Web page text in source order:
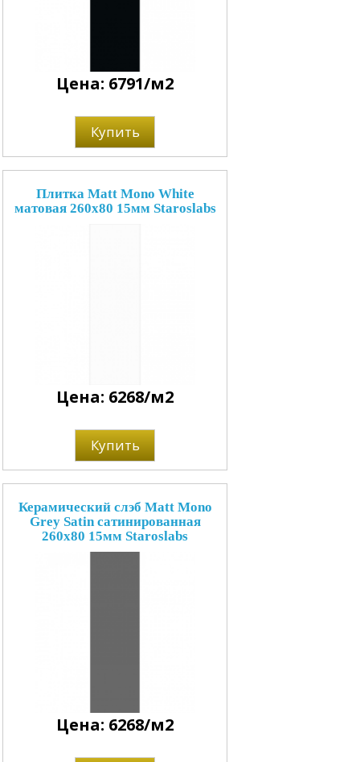
Цена: 6791/м2
Купить
Плитка Matt Mono White
матовая 260x80 15мм Staroslabs
Цена: 6268/м2
Купить
Керамический слэб Matt Mono
Grey Satin сатинированная
260x80 15мм Staroslabs
Цена: 6268/м2